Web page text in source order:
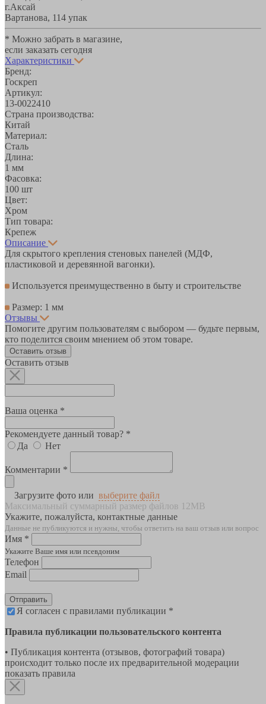
г.Аксай
Вартанова, 114 упак
* Можно забрать в магазине,
если заказать сегодня
Характеристики
Бренд:
Госкреп
Артикул:
13-0022410
Страна производства:
Китай
Материал:
Сталь
Длина:
1 мм
Фасовка:
100 шт
Цвет:
Хром
Тип товара:
Крепеж
Описание
Для скрытого крепления стеновых панелей (МДФ,
пластиковой и деревянной вагонки).
Используется преимущественно в быту и строительстве
Размер: 1 мм
Отзывы
Помогите другим пользователям с выбором — будьте первым,
кто поделится своим мнением об этом товаре.
Оставить отзыв
Оставить отзыв
Ваша оценка *
Рекомендуете данный товар? *
Да
Нет
Комментарии *
Загрузите фото или выберите файл
Максимальный суммарный размер файлов 12MB
Укажите, пожалуйста, контактные данные
Данные не публикуются и нужны, чтобы ответить на ваш отзыв или вопрос
Имя *
Укажите Ваше имя или псевдоним
Телефон
Email
Отправить
Я согласен с правилами публикации *
Правила публикации пользовательского контента
• Публикация контента (отзывов, фотографий товара)
происходит только после их предварительной модерации
показать правила